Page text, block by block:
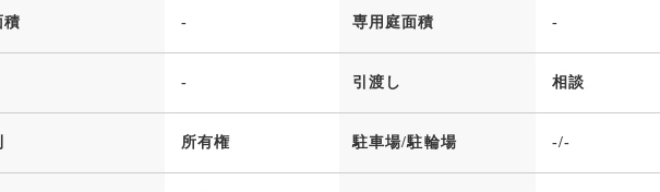
積 - 専用庭面積 -
- 引渡し 相談
所有権 駐車場/駐輪場 -/-